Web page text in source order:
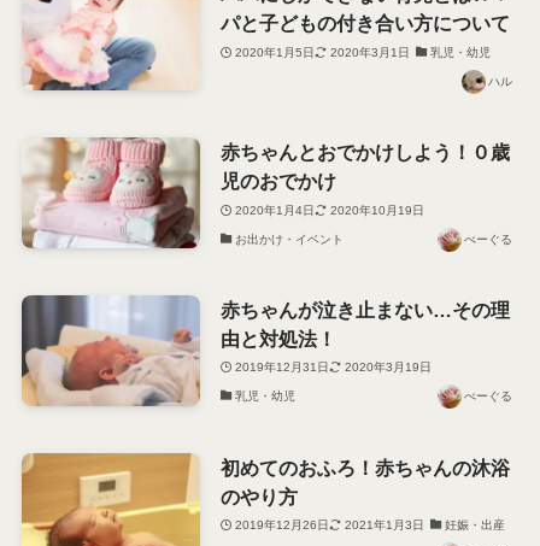
パと子どもの付き合い方について
2020年1月5日 2020年3月1日 乳児・幼児
ハル
赤ちゃんとおでかけしよう！０歳
児のおでかけ
2020年1月4日 2020年10月19日
お出かけ・イベント べーぐる
赤ちゃんが泣き止まない…その理
由と対処法！
2019年12月31日 2020年3月19日
乳児・幼児 べーぐる
初めてのおふろ！赤ちゃんの沐浴
のやり方
2019年12月26日 2021年1月3日 妊娠・出産